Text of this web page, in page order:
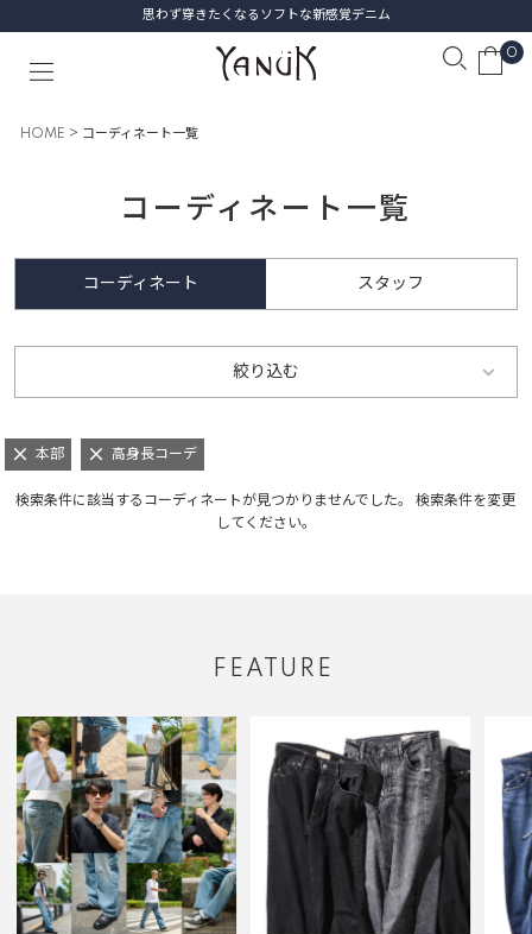
思わず穿きたくなるソフトな新感覚デニム
0
HOME コーディネート一覧
コーディネート一覧
コーディネート スタッフ
絞り込む
本部 高身長コーデ
検索条件に該当するコーディネートが見つかりませんでした。 検索条件を変更
してください。
FEATURE